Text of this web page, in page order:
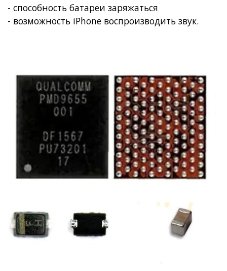
- способность батареи заряжаться
- возможность iPhone воспроизводить звук.